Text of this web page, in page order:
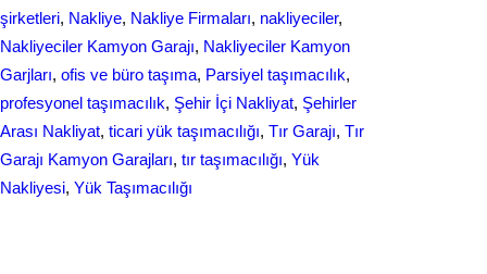
şirketleri, Nakliye, Nakliye Firmaları, nakliyeciler
Nakliyeciler Kamyon Garajı, Nakliyeciler Kamyon
Garjları, ofis ve büro taşıma, Parsiyel taşımacılık
profesyonel taşımacılık, Şehir İçi Nakliyat, Şehirler
Arası Nakliyat, ticari yük taşımacılığı, Tır Garajı, Tır
Garajı Kamyon Garajları, tır taşımacılığı, Yük
Nakliyesi, Yük Taşımacılığı